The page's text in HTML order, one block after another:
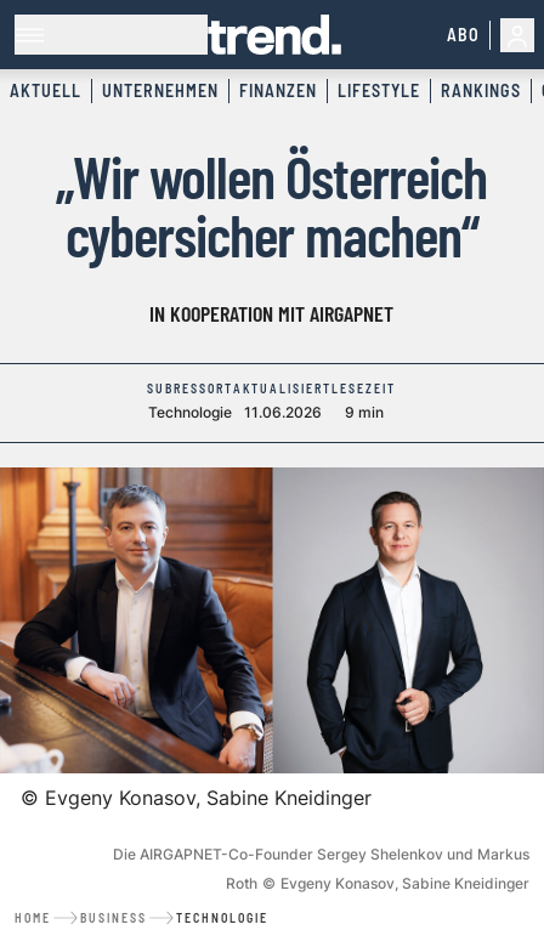
ABO
AKTUELL UNTERNEHMEN FINANZEN LIFESTYLE RANKINGS
„Wir wollen Österreich
cybersicher machen“
IN KOOPERATION MIT AIRGAPNET
SUBRESSORT
Technologie
AKTUALISIERT
11.06.2026
LESEZEIT
9 min
© Evgeny Konasov, Sabine Kneidinger
Die AIRGAPNET-Co-Founder Sergey Shelenkov und Markus
Roth © Evgeny Konasov, Sabine Kneidinger
HOME BUSINESS TECHNOLOGIE